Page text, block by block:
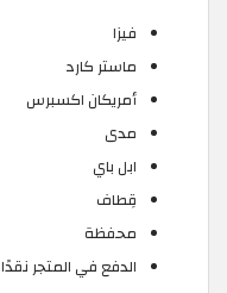
فيزا
ماستر كارد
أمريكان اكسبرس
مدى
ابل باي
قِطاف
محفظة
الدفع في المتجر نقدًا